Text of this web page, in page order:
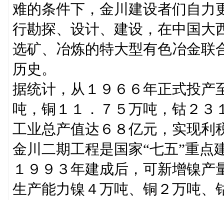
难的条件下，金川建设者们自力
行勘探、设计、建设，在中国大
选矿、冶炼的特大型有色冶金联
历史。
据统计，从１９６６年正式投产
吨，铜１１．７５万吨，钴２３
工业总产值达６８亿元，实现利
金川二期工程是国家“七五”重点
１９９３年建成后，可新增镍
生产能力镍４万吨、铜２万吨、